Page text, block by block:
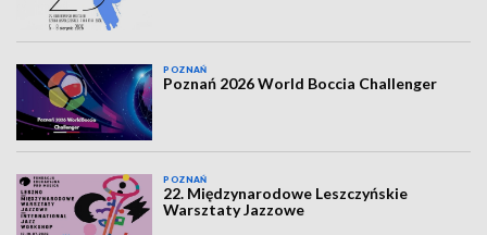
POZNAŃ
Poznań 2026 World Boccia Challenger
POZNAŃ
22. Międzynarodowe Leszczyńskie
Warsztaty Jazzowe